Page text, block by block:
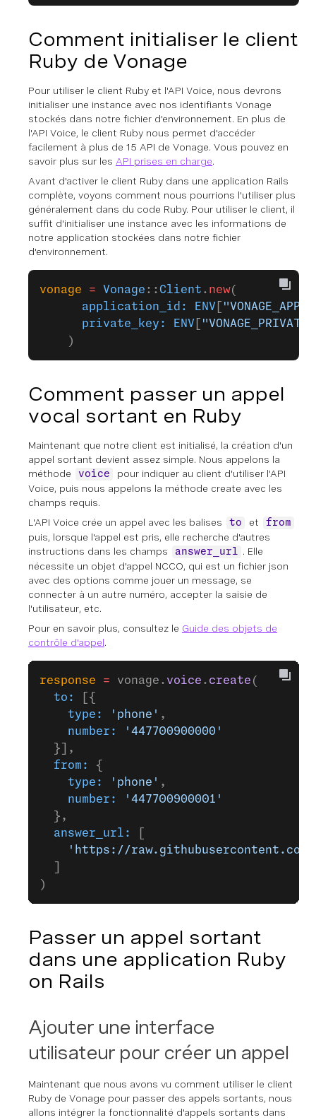
Comment initialiser le client
Ruby de Vonage
Pour utiliser le client Ruby et l'API Voice, nous devrons
initialiser une instance avec nos identifiants Vonage
stockés dans notre fichier d'environnement. En plus de
l'API Voice, le client Ruby nous permet d'accéder
facilement à plus de 15 API de Vonage. Vous pouvez en
savoir plus sur les API prises en charge.
Avant d'activer le client Ruby dans une application Rails
complète, voyons comment nous pourrions l'utiliser plus
généralement dans du code Ruby. Pour utiliser le client, il
suffit d'initialiser une instance avec les informations de
notre application stockées dans notre fichier
d'environnement.
vonage = Vonage ::Client . new(
      application_id:
ENV
      private_key:
ENV
    )
Comment passer un appel
vocal sortant en Ruby
Maintenant que notre client est initialisé, la création d'un
appel sortant devient assez simple. Nous appelons la
méthode
voice
pour indiquer au client d'utiliser l'API
Voice, puis nous appelons la méthode create avec les
champs requis.
L'API Voice crée un appel avec les balises
to et from
puis, lorsque l'appel est pris, elle recherche d'autres
instructions dans les champs
answer_url . Elle
nécessite un objet d'appel NCCO, qui est un fichier json
avec des options comme jouer un message, se
connecter à un autre numéro, accepter la saisie de
l'utilisateur, etc.
Pour en savoir plus, consultez le Guide des objets de
contrôle d'appel.
response = vonage. voice . create (
  to:
[{
    type:
'phone' ,
    number:
'447700900000'
  }],
  from:
{
    type:
'phone' ,
    number:
'447700900001'
  },
  answer_url:
'https://
)
Passer un appel sortant
dans une application Ruby
on Rails
Ajouter une interface
utilisateur pour créer un appel
Maintenant que nous avons vu comment utiliser le client
Ruby de Vonage pour passer des appels sortants, nous
allons intégrer la fonctionnalité d'appels sortants dans